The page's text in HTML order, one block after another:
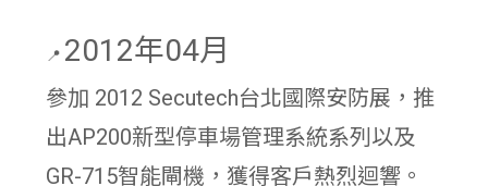
📍 2012年04月
參加 2012 Secutech台北國際安防展，推
出AP200新型停車場管理系統系列以及
GR-715智能閘機，獲得客戶熱烈迴響。